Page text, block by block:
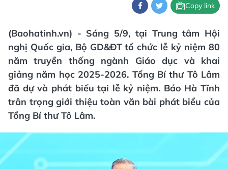
Copy link
(Baohatinh.vn) - Sáng 5/9, tại Trung tâm Hội
nghị Quốc gia, Bộ GD&ĐT tổ chức lễ kỷ niệm 80
năm truyền thống ngành Giáo dục và khai
giảng năm học 2025-2026. Tổng Bí thư Tô Lâm
đã dự và phát biểu tại lễ kỷ niệm. Báo Hà Tĩnh
trân trọng giới thiệu toàn văn bài phát biểu của
Tổng Bí thư Tô Lâm.